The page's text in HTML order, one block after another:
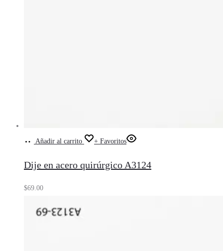
Añadir al carrito + Favoritos
Dije en acero quirúrgico A3124
$69.00